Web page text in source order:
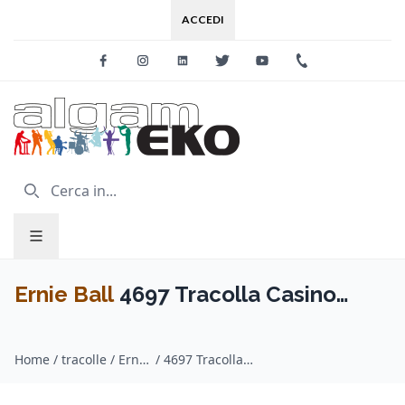
ACCEDI
FacebookInstagramLinkedinTwitter Youtube
Ernie Ball4697 Tracolla Casino
Home / tracolle / Ernie Ball / 4697 Tracolla Casino Couture Jacquard 2021